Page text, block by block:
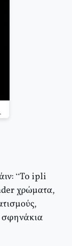
“Το ipli
χρώματα,
σφηνάκια